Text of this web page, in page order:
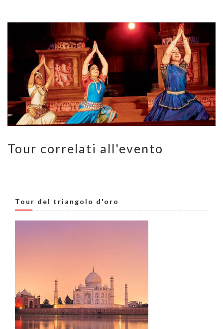
Tour correlati all'evento
Tour del triangolo d'oro